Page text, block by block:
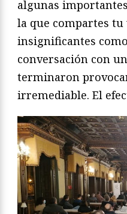
algunas
la que compartes tu
insignificantes
conversación con
terminaron
irremediable. El